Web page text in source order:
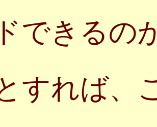
できるの
すれば、